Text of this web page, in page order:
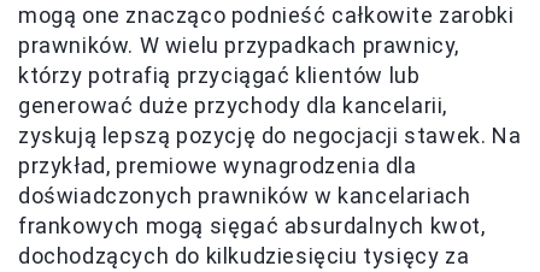
mogą one znacząco podnieść całkowite zarobki
prawników. W wielu przypadkach prawnicy,
którzy potrafią przyciągać klientów lub
generować duże przychody dla kancelarii,
zyskują lepszą pozycję do negocjacji stawek. Na
przykład, premiowe wynagrodzenia dla
doświadczonych prawników w kancelariach
frankowych mogą sięgać absurdalnych kwot,
dochodzących do kilkudziesięciu tysięcy za